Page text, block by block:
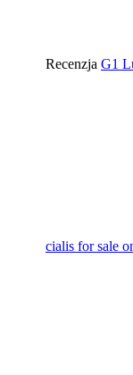
Recenzja G1
cialis for sale